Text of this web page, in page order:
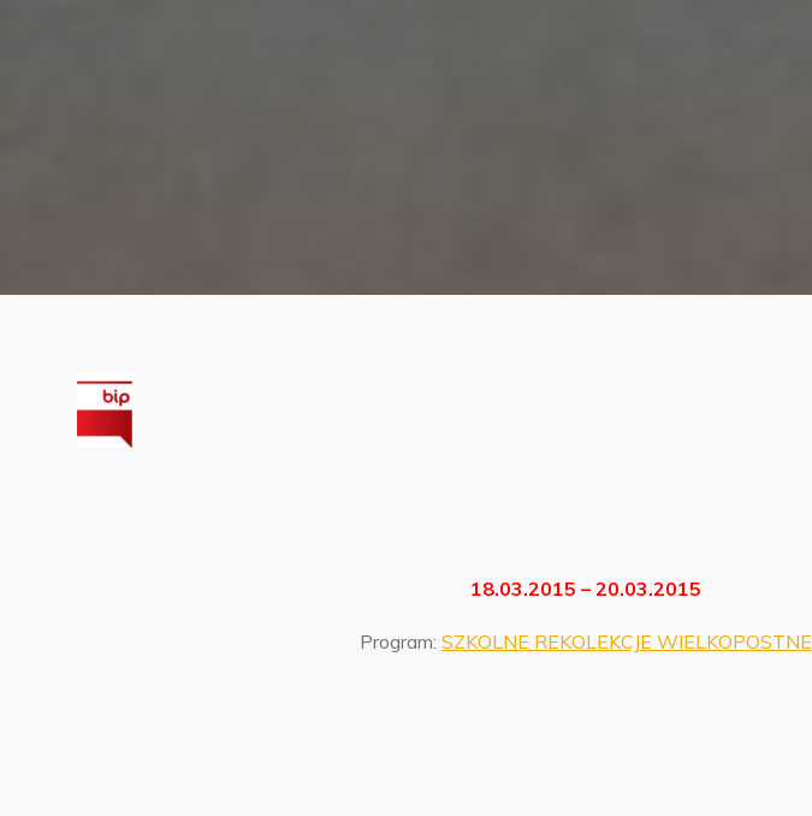
18.03.2015 – 20.03.2015
Program: SZKOLNE REKOLEKCJE WIELKOPOSTNE